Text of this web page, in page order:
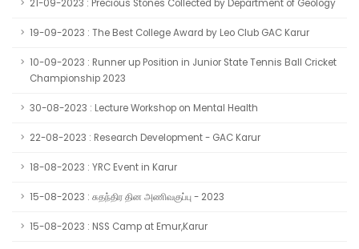
21-09-2023 : Precious Stones Collected by Department of Geology
19-09-2023 : The Best College Award by Leo Club GAC Karur
10-09-2023 : Runner up Position in Junior State Tennis Ball Cricket
Championship 2023
30-08-2023 : Lecture Workshop on Mental Health
22-08-2023 : Research Development - GAC Karur
18-08-2023 : YRC Event in Karur
15-08-2023 : சுதந்திர தின அணிவகுப்பு - 2023
15-08-2023 : NSS Camp at Emur,Karur